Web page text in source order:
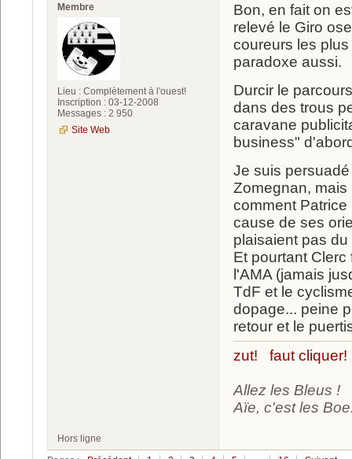
Membre
Lieu : Complètement à l'ouest!
Inscription : 03-12-2008
Messages : 2 950
Site Web
Bon, en fait on
relevé le Giro
coureurs les
paradoxe aussi.
Durcir le
dans des trous
caravane
business"
Je suis
Zomegnan,
comment Patrice
cause de ses
plaisaient pas du
Et pourtant
l'AMA (jamais
TdF et le
dopage... peine
retour et le
zut! faut cliquer!
Allez les Bleus !
Aïe, c'est les
Hors ligne